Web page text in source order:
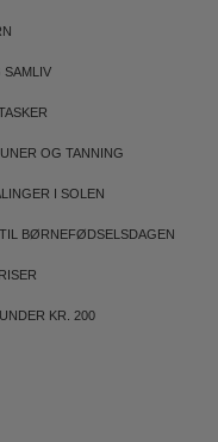
SAMLIV
OG TANNING
I SOLEN
BØRNEFØDSELSDAGEN
KR. 200